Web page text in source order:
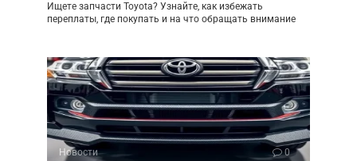
Ищете запчасти Toyota? Узнайте, как избежать
переплаты, где покупать и на что обращать внимание
Новости 0